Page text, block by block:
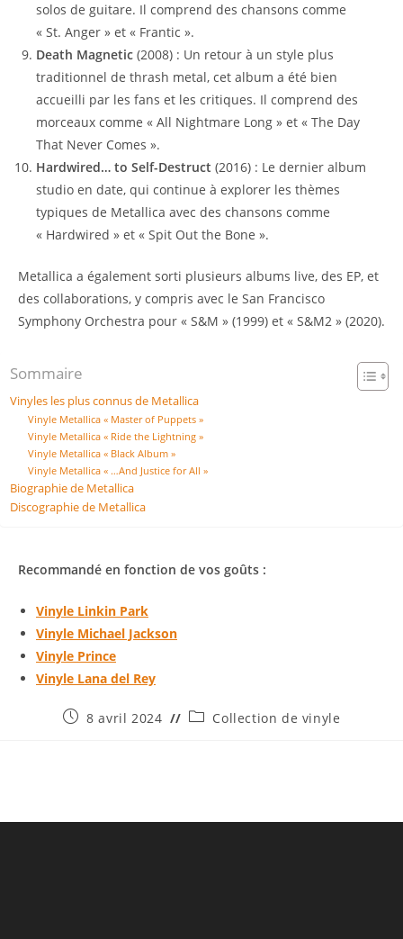
solos de guitare. Il comprend des chansons comme
« St. Anger » et « Frantic ».
Death Magnetic (2008) : Un retour à un style plus
traditionnel de thrash metal, cet album a été bien
accueilli par les fans et les critiques. Il comprend des
morceaux comme « All Nightmare Long » et « The Day
That Never Comes ».
Hardwired… to Self-Destruct (2016) : Le dernier album
studio en date, qui continue à explorer les thèmes
typiques de Metallica avec des chansons comme
« Hardwired » et « Spit Out the Bone ».
Metallica a également sorti plusieurs albums live, des EP, et
des collaborations, y compris avec le San Francisco
Symphony Orchestra pour « S&M » (1999) et « S&M2 » (2020).
Sommaire
Vinyles les plus connus de Metallica
Vinyle Metallica « Master of Puppets »
Vinyle Metallica « Ride the Lightning »
Vinyle Metallica « Black Album »
Vinyle Metallica « …And Justice for All »
Biographie de Metallica
Discographie de Metallica
Recommandé en fonction de vos goûts :
Vinyle Linkin Park
Vinyle Michael Jackson
Vinyle Prince
Vinyle Lana del Rey
Publication
8 avril 2024
PostCollection de vinyle